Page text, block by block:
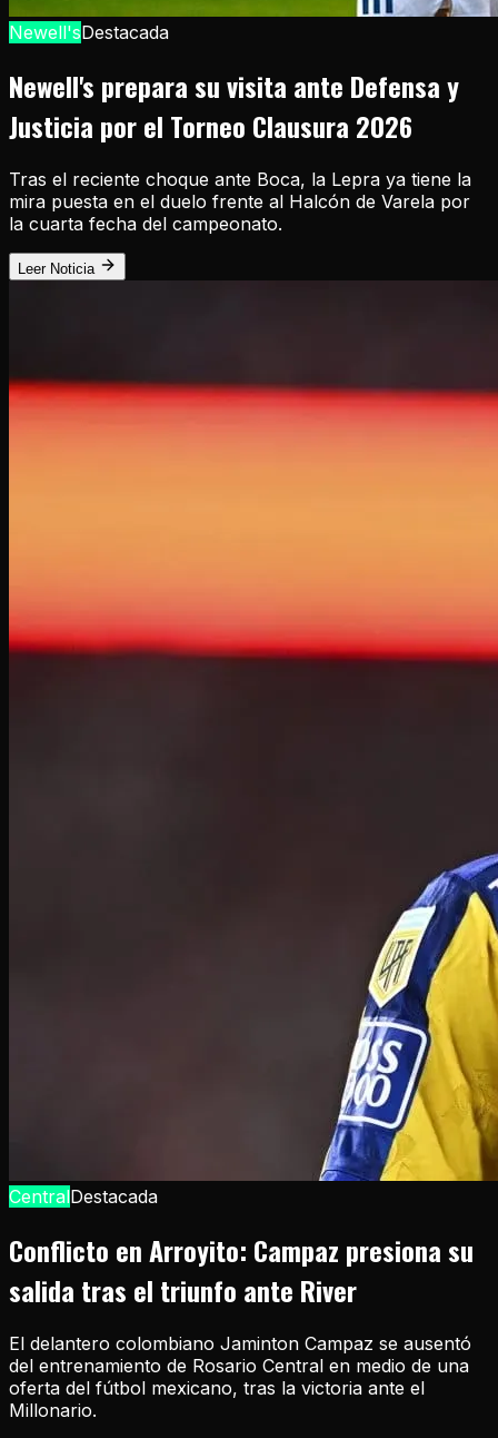
Newell'sDestacada
Newell's prepara su visita ante Defensa y
Justicia por el Torneo Clausura 2026
Tras el reciente choque ante Boca, la Lepra ya tiene la
mira puesta en el duelo frente al Halcón de Varela por
la cuarta fecha del campeonato.
Leer Noticia
CentralDestacada
Conflicto en Arroyito: Campaz presiona su
salida tras el triunfo ante River
El delantero colombiano Jaminton Campaz se ausentó
del entrenamiento de Rosario Central en medio de una
oferta del fútbol mexicano, tras la victoria ante el
Millonario.